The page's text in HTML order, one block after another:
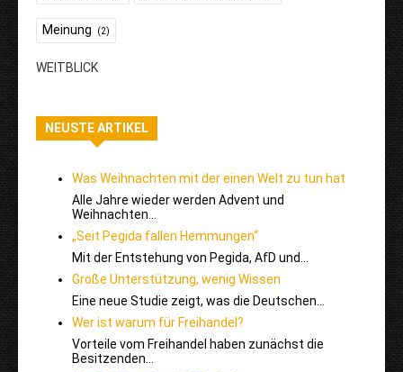
Meinung (2)
WEITBLICK
NEUSTE ARTIKEL
Was Weihnachten mit der einen Welt zu tun hat
Alle Jahre wieder werden Advent und
Weihnachten…
„Seit Pegida fallen Hemmungen“
Mit der Entstehung von Pegida, AfD und…
Große Unterstützung, wenig Wissen
Eine neue Studie zeigt, was die Deutschen…
Wer ist warum für Freihandel?
Vorteile vom Freihandel haben zunächst die
Besitzenden…